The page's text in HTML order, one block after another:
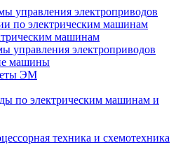
управления электроприводов
по электрическим машинам
машинам
управления электроприводов
машины
ЭМ
по электрическим машинам и
техника и схемотехника